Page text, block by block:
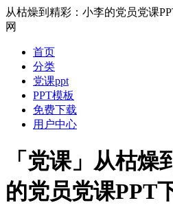
从枯燥到精彩：小李的党员党课
网
首页
分类
党课ppt
PPT模板
免费下载
用户中心
「党课」从枯燥
的党员党课PPT